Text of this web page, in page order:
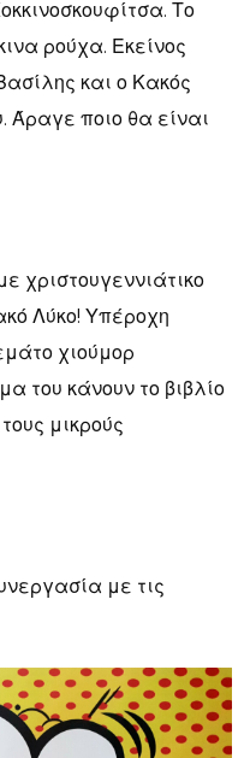
Το
ρούχα. Εκείνος
και ο Κακός
Άραγε ποιο θα είναι
χριστουγεννιάτικο
Λύκο! Υπέροχη
χιούμορ
του κάνουν το βιβλίο
μικρούς
με τις